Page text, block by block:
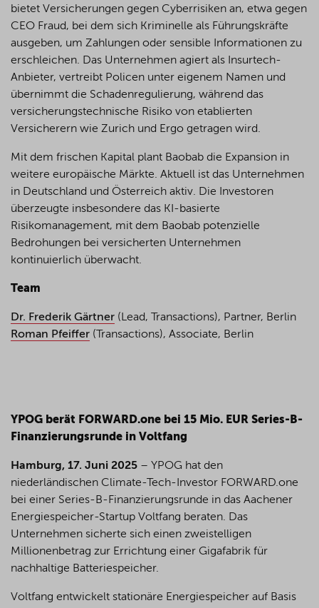
bietet Versicherungen gegen Cyberrisiken an, etwa gegen
CEO Fraud, bei dem sich Kriminelle als Führungskräfte
ausgeben, um Zahlungen oder sensible Informationen zu
erschleichen. Das Unternehmen agiert als Insurtech-
Anbieter, vertreibt Policen unter eigenem Namen und
übernimmt die Schadenregulierung, während das
versicherungstechnische Risiko von etablierten
Versicherern wie Zurich und Ergo getragen wird.
Mit dem frischen Kapital plant Baobab die Expansion in
weitere europäische Märkte. Aktuell ist das Unternehmen
in Deutschland und Österreich aktiv. Die Investoren
überzeugte insbesondere das KI-basierte
Risikomanagement, mit dem Baobab potenzielle
Bedrohungen bei versicherten Unternehmen
kontinuierlich überwacht.
Team
Dr. Frederik Gärtner (Lead, Transactions), Partner, Berlin
Roman Pfeiffer (Transactions), Associate, Berlin
YPOG berät FORWARD.one bei 15 Mio. EUR Series-B-
Finanzierungsrunde in Voltfang
Hamburg, 17. Juni 2025 – YPOG hat den
niederländischen Climate-Tech-Investor FORWARD.one
bei einer Series-B-Finanzierungsrunde in das Aachener
Energiespeicher-Startup Voltfang beraten. Das
Unternehmen sicherte sich einen zweistelligen
Millionenbetrag zur Errichtung einer Gigafabrik für
nachhaltige Batteriespeicher.
Voltfang entwickelt stationäre Energiespeicher auf Basis